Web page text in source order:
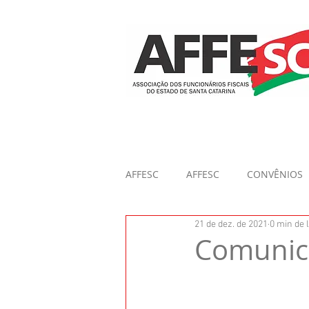
AFFESC AFFESC CONVÊNIOS
21 de dez. de 2021 0 min de